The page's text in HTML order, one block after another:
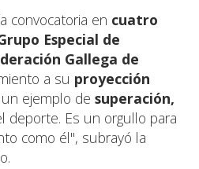
convocatoria en cuatro
Especial de
Gallega de
a su proyección
ejemplo de superación,
deporte. Es un orgullo para
como él", subrayó la